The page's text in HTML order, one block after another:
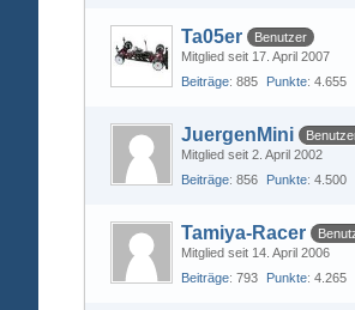
Ta05er
Benutzer
Mitglied seit 17. April 2007
Beiträge 885 Punkte 4.655
JuergenMini
Mitglied seit 2. April 2002
Beiträge 856 Punkte 4.500
Tamiya-Racer
Mitglied seit 14. April 2006
Beiträge 793 Punkte 4.265